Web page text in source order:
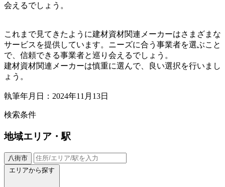
会えるでしょう。
これまで見てきたように建材資材関連メーカーはさまざまな
サービスを提供しています。ニーズに合う事業者を選ぶこと
で、信頼できる事業者と巡り会えるでしょう。
建材資材関連メーカーは慎重に選んで、良い選択を行いまし
ょう。
執筆年月日：2024年11月13日
検索条件
地域エリア・駅
八街市
エリアから探す